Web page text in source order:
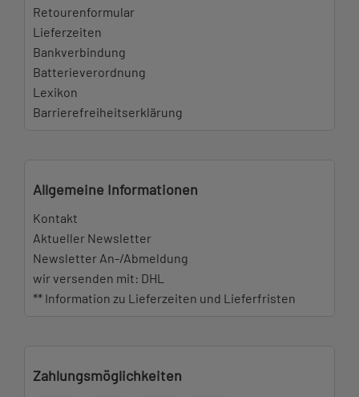
Retourenformular
Lieferzeiten
Bankverbindung
Batterieverordnung
Lexikon
Barrierefreiheitserklärung
Allgemeine Informationen
Kontakt
Aktueller Newsletter
Newsletter An-/Abmeldung
wir versenden mit: DHL
** Information zu Lieferzeiten und Lieferfristen
Zahlungsmöglichkeiten